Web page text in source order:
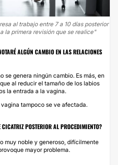
al trabajo entre 7 a 10 días posterior
la primera revisión que se realice"
ALGÚN CAMBIO EN LAS RELACIONES
se genera ningún cambio. Es más, en
al reducir el tamaño de los labios
la entrada a la vagina.
tampoco se ve afectada.
POSTERIOR AL PROCEDIMIENTO?
muy noble y generoso, difícilmente
mayor problema.